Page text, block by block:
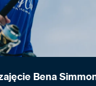
Bena